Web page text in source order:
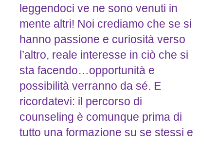
leggendoci ve ne sono venuti in
mente altri! Noi crediamo che se si
hanno passione e curiosità verso
l’altro, reale interesse in ciò che si
sta facendo…opportunità e
possibilità verranno da sé. E
ricordatevi: il percorso di
counseling è comunque prima di
tutto una formazione su se stessi e